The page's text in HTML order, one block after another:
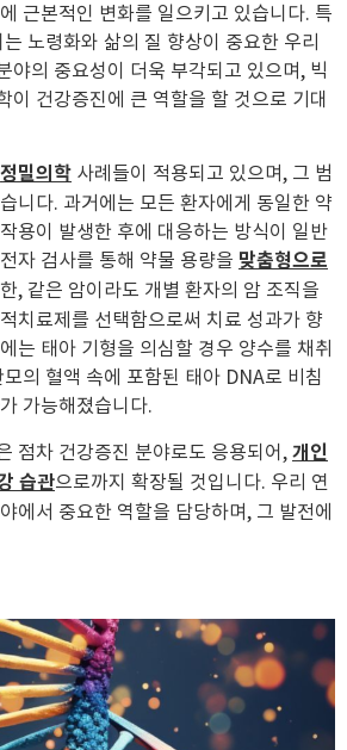
근본적인 변화를 일으키고 있습니다. 특
노령화와 삶의 질 향상이 중요한 우리
야의 중요성이 더욱 부각되고 있으며, 빅
이 건강증진에 큰 역할을 할 것으로 기대
정밀의학 사례들이 적용되고 있으며, 그 범
니다. 과거에는 모든 환자에게 동일한 약
용이 발생한 후에 대응하는 방식이 일반
자 검사를 통해 약물 용량을 맞춤형으로
, 같은 암이라도 개별 환자의 암 조직을
치료제를 선택함으로써 치료 성과가 향
는 태아 기형을 의심할 경우 양수를 채취
의 혈액 속에 포함된 태아 DNA로 비침
가능해졌습니다.
점차 건강증진 분야로도 응용되어, 개인
습관으로까지 확장될 것입니다. 우리 연
에서 중요한 역할을 담당하며, 그 발전에